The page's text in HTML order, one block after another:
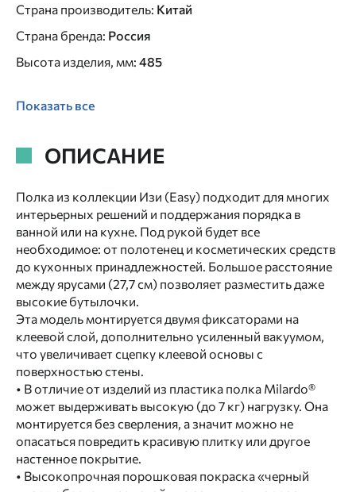
Страна производитель: Китай
Страна бренда: Россия
Высота изделия, мм: 485
Показать все
ОПИСАНИЕ
Полка из коллекции Изи (Easy) подходит для многих
интерьерных решений и поддержания порядка в
ванной или на кухне. Под рукой будет все
необходимое: от полотенец и косметических средств
до кухонных принадлежностей. Большое расстояние
между ярусами (27,7 см) позволяет разместить даже
высокие бутылочки.
Эта модель монтируется двумя фиксаторами на
клеевой слой, дополнительно усиленный вакуумом,
что увеличивает сцепку клеевой основы с
поверхностью стены.
• В отличие от изделий из пластика полка Milardo®
может выдерживать высокую (до 7 кг) нагрузку. Она
монтируется без сверления, а значит можно не
опасаться повредить красивую плитку или другое
настенное покрытие.
• Высокопрочная порошковая покраска «черный